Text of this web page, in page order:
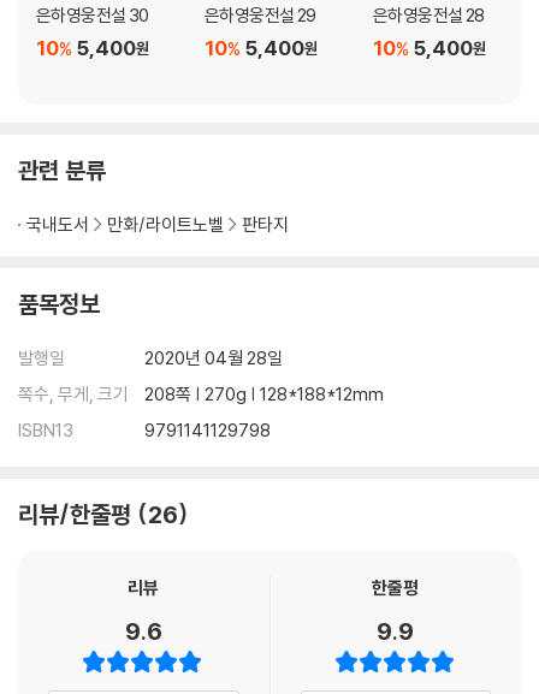
은하영웅전설 30
5,400원
10%
은하영웅전설 29
5,400원
10%
은하영웅전설 28
5,400원
10%
관련 분류
국내도서 만화/라이트노벨 판타지
품목정보
발행일
2020년 04월 28일
쪽수, 무게, 크기
208쪽 | 270g | 128*188*12mm
ISBN13
9791141129798
리뷰/한줄평 26
리뷰
9.6
한줄평
9.9